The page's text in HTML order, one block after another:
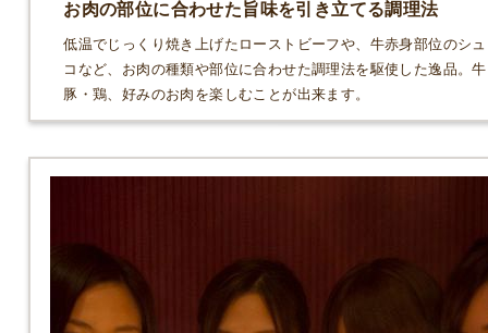
お肉の部位に合わせた旨味を引き立てる調理法
低温でじっくり焼き上げたローストビーフや、牛赤身部位のシ
コなど、お肉の種類や部位に合わせた調理法を駆使した逸品。
豚・鶏、好みのお肉を楽しむことが出来ます。